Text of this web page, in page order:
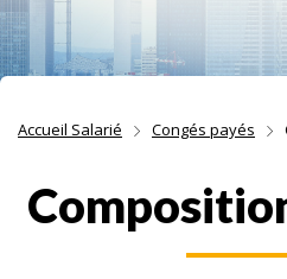
Accueil Salarié Congés payés